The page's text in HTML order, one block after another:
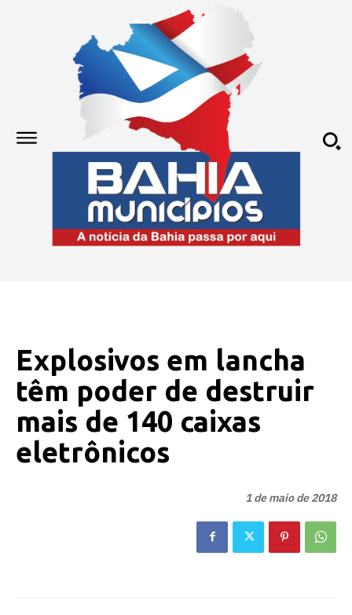
Explosivos em lancha
têm poder de destruir
mais de 140 caixas
eletrônicos
1 de maio de 2018